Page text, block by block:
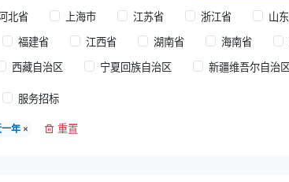
北省 上海市 江苏省 浙江省 山
福建省 江西省 湖南省 海南省
西藏自治区 宁夏回族自治区 新疆维吾尔自治
服务招标
年 × 重置